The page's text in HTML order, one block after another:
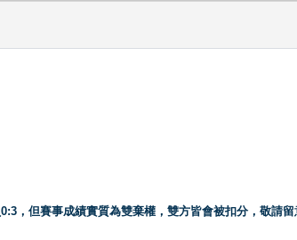
，但賽事成績實質為雙棄權，雙方皆會被扣分，敬請留